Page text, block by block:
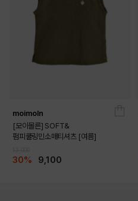
moimoln
[모이몰른] SOFT&
펌피쿨링민소매티셔츠 [여름]
30% 9,100